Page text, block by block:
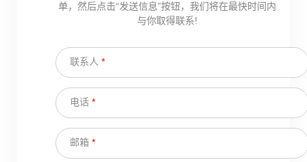
单，然后点击“发送信息”按钮，我们将在最快时间内
与你取得联系!
联系人*
电话*
邮箱*